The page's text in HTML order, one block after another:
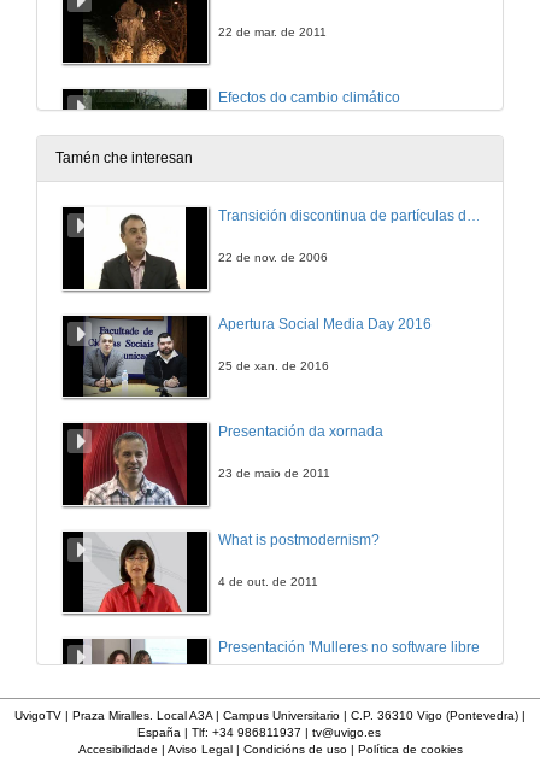
22 de mar. de 2011
Efectos do cambio climático
23 de mar. de 2011
Efectos do cambio climático en Doñana
Enerxías renovables
Tamén che interesan
Transición discontinua de partículas de microgel termosensible
22 de nov. de 2006
Apertura Social Media Day 2016
25 de xan. de 2016
Presentación da xornada
23 de maio de 2011
What is postmodernism?
4 de out. de 2011
Presentación 'Mulleres no software libre'
UvigoTV | Praza Miralles. Local A3A | Campus Universitario | C.P. 36310 Vigo (Pontevedra) |
España | Tlf: +34 986811937 | tv@uvigo.es
Accesibilidade | Aviso Legal| Condicións de uso| Política de cookies